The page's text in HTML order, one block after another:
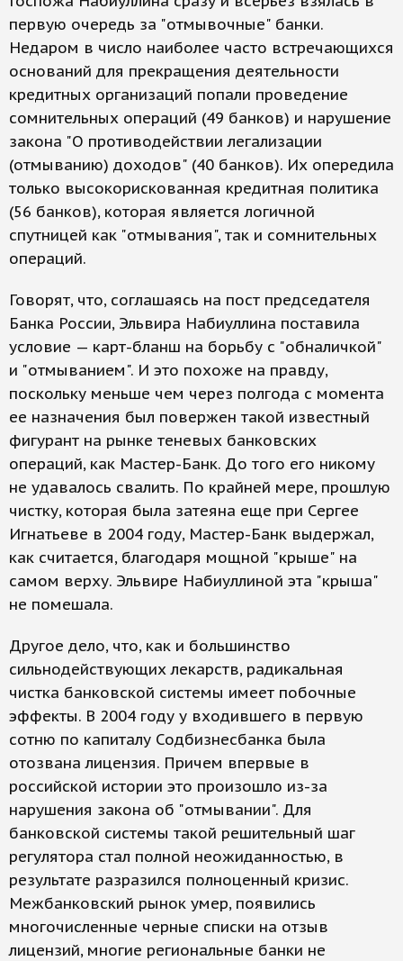
первую очередь за "отмывочные" банки.
Недаром в число наиболее часто встречающихся
оснований для прекращения деятельности
кредитных организаций попали проведение
сомнительных операций (49 банков) и нарушение
закона "О противодействии легализации
(отмыванию) доходов" (40 банков). Их опередила
только высокорискованная кредитная политика
(56 банков), которая является логичной
спутницей как "отмывания", так и сомнительных
операций.
Говорят, что, соглашаясь на пост председателя
Банка России, Эльвира Набиуллина поставила
условие — карт-бланш на борьбу с "обналичкой"
и "отмыванием". И это похоже на правду,
поскольку меньше чем через полгода с момента
ее назначения был повержен такой известный
фигурант на рынке теневых банковских
операций, как Мастер-Банк. До того его никому
не удавалось свалить. По крайней мере, прошлую
чистку, которая была затеяна еще при Сергее
Игнатьеве в 2004 году, Мастер-Банк выдержал,
как считается, благодаря мощной "крыше" на
самом верху. Эльвире Набиуллиной эта "крыша"
не помешала.
Другое дело, что, как и большинство
сильнодействующих лекарств, радикальная
чистка банковской системы имеет побочные
эффекты. В 2004 году у входившего в первую
сотню по капиталу Содбизнесбанка была
отозвана лицензия. Причем впервые в
российской истории это произошло из-за
нарушения закона об "отмывании". Для
банковской системы такой решительный шаг
регулятора стал полной неожиданностью, в
результате разразился полноценный кризис.
Межбанковский рынок умер, появились
многочисленные черные списки на отзыв
лицензий, многие региональные банки не